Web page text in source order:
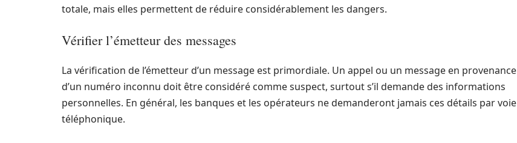
totale, mais elles permettent de réduire considérablement les dangers.
Vérifier l’émetteur des messages
La vérification de l’émetteur d’un message est primordiale. Un appel ou un message en provenance
d’un numéro inconnu doit être considéré comme suspect, surtout s’il demande des informations
personnelles. En général, les banques et les opérateurs ne demanderont jamais ces détails par voie
téléphonique.